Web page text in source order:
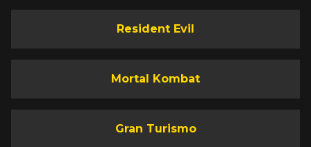
Resident Evil
Mortal Kombat
Gran Turismo